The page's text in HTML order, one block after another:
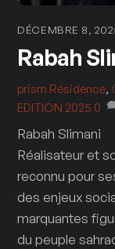
DÉCEMBRE 8,
Rabah
prism Résidence,
EDITION 2025 0
Rabah Slimani
Réalisateur et
reconnu pour
des enjeux
marquantes
du peuple